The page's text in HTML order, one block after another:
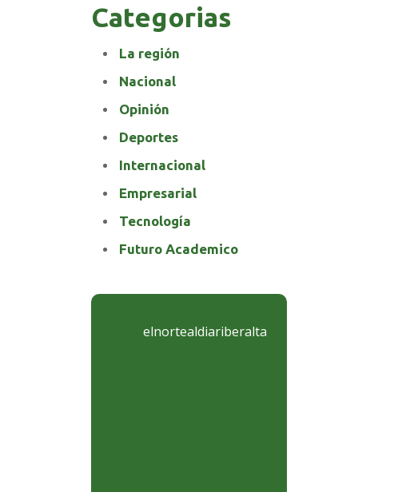
Categorias
La región
Nacional
Opinión
Deportes
Internacional
Empresarial
Tecnología
Futuro Academico
elnortealdiariberalta